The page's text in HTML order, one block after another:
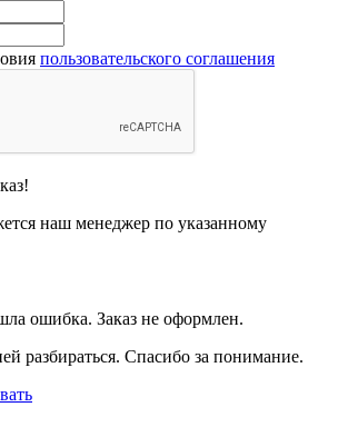
пользовательского соглашения
наш менеджер по указанному
ошибка. Заказ не оформлен.
разбираться. Спасибо за понимание.